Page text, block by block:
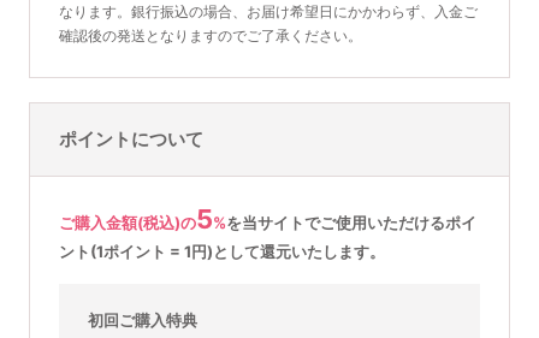
なります。銀行振込の場合、お届け希望日にかかわらず、入金ご
確認後の発送となりますのでご了承ください。
ポイントについて
ご購入金額(税込)の5%を当サイトでご使用いただけるポイ
ント(1ポイント = 1円)として還元いたします。
初回ご購入特典